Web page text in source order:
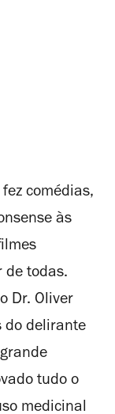
comédias,
às
de todas.
Dr. Oliver
do delirante
tudo o
medicinal